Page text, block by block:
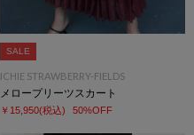
SALE
ICHIE STRAWBERRY-FIELDS
メロープリーツスカート
￥15,950(税込) 50%OFF